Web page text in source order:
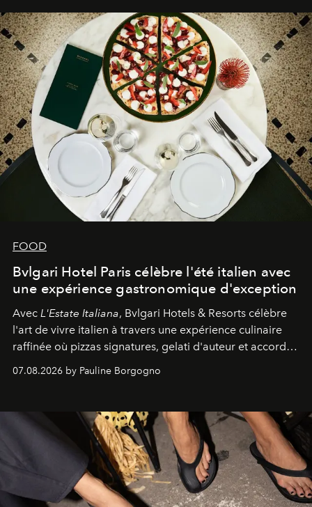
FOOD
Bvlgari Hotel Paris célèbre l'été italien avec
une expérience gastronomique d'exception
Avec L'Estate Italiana, Bvlgari Hotels & Resorts célèbre
l'art de vivre italien à travers une expérience culinaire
raffinée où pizzas signatures, gelati d'auteur et accords
d'exception composent un véritable voyage sensoriel.
07.08.2026 by Pauline Borgogno